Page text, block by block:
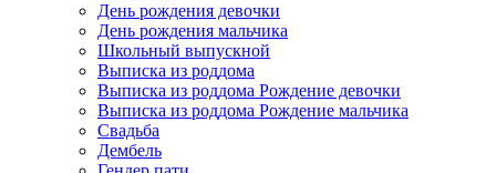
День рождения девочки
День рождения мальчика
Школьный выпускной
Выписка из роддома
Выписка из роддома Рождение девочки
Выписка из роддома Рождение мальчика
Свадьба
Дембель